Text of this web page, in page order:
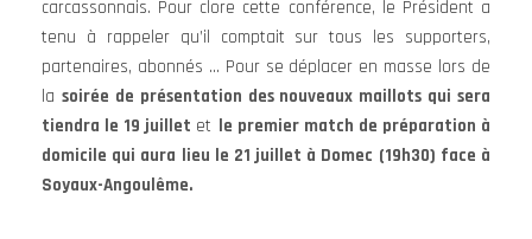
carcassonnais. Pour clore cette conférence, le Président a
tenu à rappeler qu’il comptait sur tous les supporters,
partenaires, abonnés … Pour se déplacer en masse lors de
la soirée de présentation des nouveaux maillots qui sera
tiendra le 19 juillet et le premier match de préparation à
domicile qui aura lieu le 21 juillet à Domec (19h30) face à
Soyaux-Angoulême.